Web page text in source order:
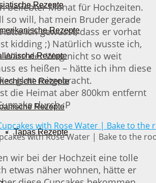
Rezepte
Rezepte
Rezepte
Rezepte
Rezepte
Tapas Rezepte
beliebter Monat für Hochzeiten.
so will, hat mein Bruder gerade
ich gewusst, dass er vorhat
kidding ;) Natürlich wusste ich,
Wäre der Weg nicht so weit
es heißen – hätte ich ihm diese
glatt mitgebracht.
die Heimat aber 800km entfernt
durch ;P
with Rose Water | Bake to the
wir bei der Hochzeit eine tolle
etwas näher wohnen, hätte er